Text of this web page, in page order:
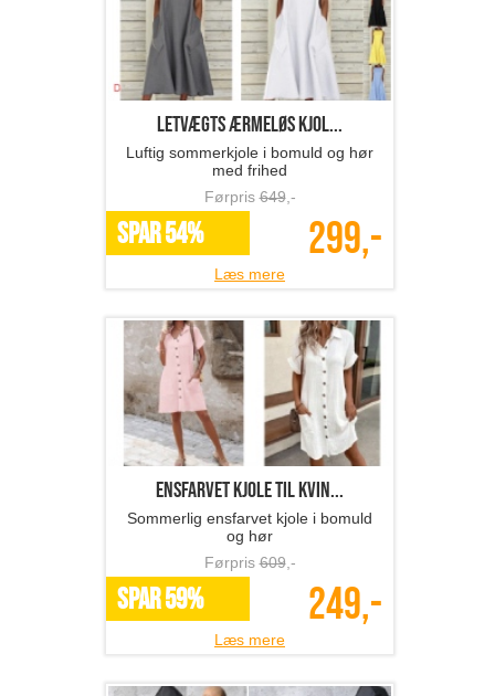
Letvægts ærmeløs kjol...
Luftig sommerkjole i bomuld og hør
med frihed
Førpris649,-
SPAR 54% 299,-
Læs mere
ensfarvet kjole til kvin...
Sommerlig ensfarvet kjole i bomuld
og hør
Førpris609,-
SPAR 59% 249,-
Læs mere